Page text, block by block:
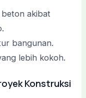
akibat
bangunan.
lebih kokoh.
Konstruksi